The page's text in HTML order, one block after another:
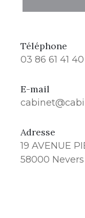
Téléphone
03 86 61 41 40
E-mail
Adresse
19 AVENUE
58000 Nevers